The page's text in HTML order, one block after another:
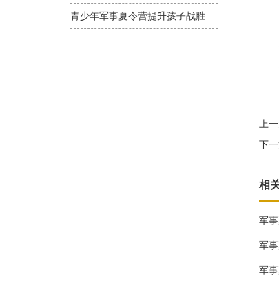
青少年军事夏令营提升孩子战胜..
★
★
★
★
★
上一
下一
相
军
军
军